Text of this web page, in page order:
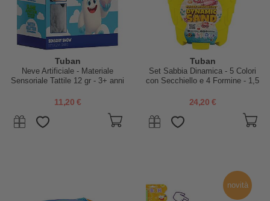
Tuban
Neve Artificiale - Materiale
Sensoriale Tattile 12 gr - 3+ anni
11,20 €
Tuban
Set Sabbia Dinamica - 5 Colori
con Secchiello e 4 Formine - 1,5
24,20 €
novità